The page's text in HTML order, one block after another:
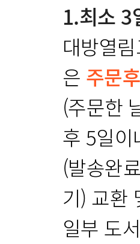
1.최소 3
대방열
은 주문
(주문한
후 5일
(발송완
기) 교환
일부 도